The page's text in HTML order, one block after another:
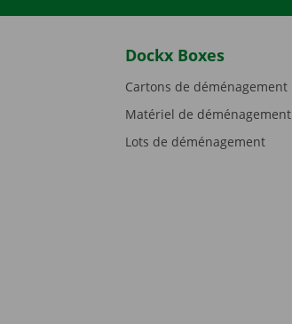
Dockx Boxes
Cartons de déménagement
Matériel de déménagement
Lots de déménagement